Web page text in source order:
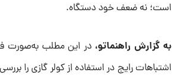
است؛ نه ضعف خود دستگاه.
به گزارش راهنماتو، در این مطلب به‌صورت
اشتباهات رایج در استفاده از کولر گازی را